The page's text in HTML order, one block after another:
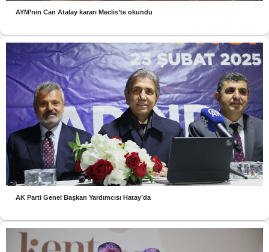
AYM’nin Can Atalay kararı Meclis’te okundu
AK Parti Genel Başkan Yardımcısı Hatay’da